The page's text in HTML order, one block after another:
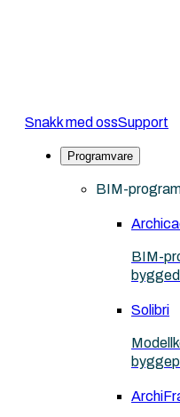
Snakk med ossSupport
Programvare
BIM-
BIM-
Solibri